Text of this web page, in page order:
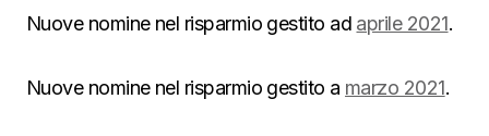
Nuove nomine nel risparmio gestito ad aprile 2021.
Nuove nomine nel risparmio gestito a marzo 2021.